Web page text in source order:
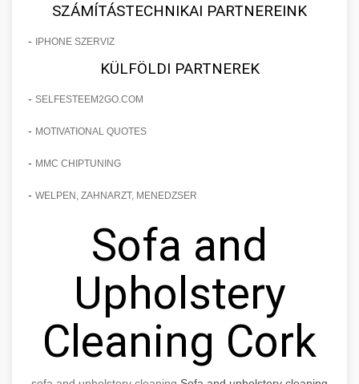
SZÁMÍTÁSTECHNIKAI PARTNEREINK
- IPHONE SZERVIZ
KÜLFÖLDI PARTNEREK
- SELFESTEEM2GO.COM
- MOTIVATIONAL QUOTES
- MMC CHIPTUNING
- WELPEN, ZAHNARZT, MENEDZSER
Sofa and
Upholstery
Cleaning Cork